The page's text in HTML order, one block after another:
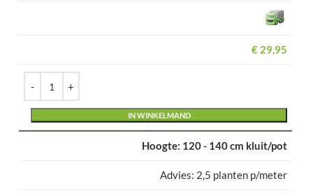
€ 29,95
IN WINKELMAND
120 - 140 cm kluit/pot
2,5 planten p/meter